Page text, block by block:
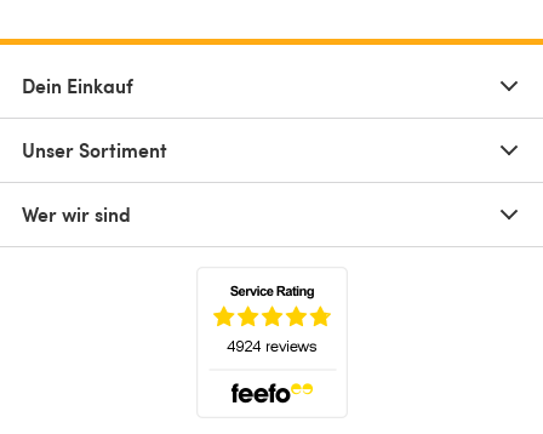
Dein Einkauf
Unser Sortiment
Wer wir sind